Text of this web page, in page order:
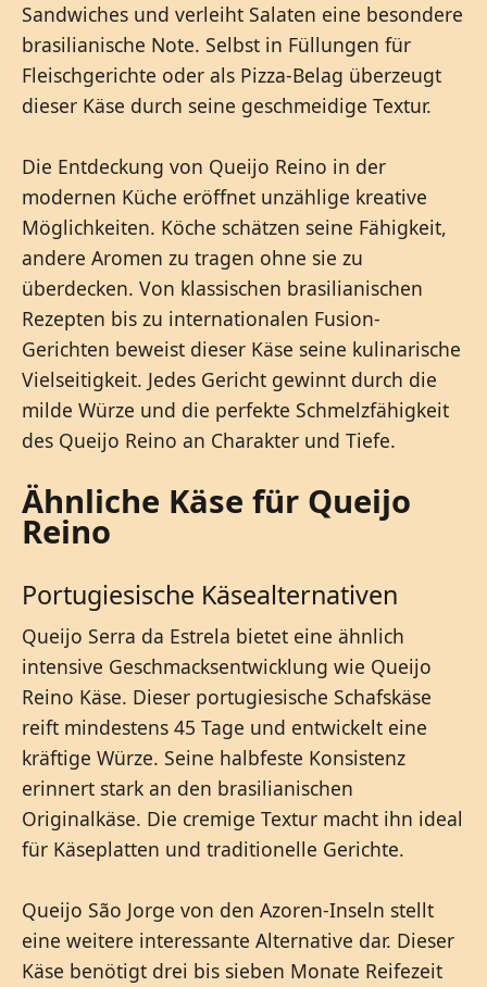
Sandwiches und verleiht Salaten eine besondere
brasilianische Note. Selbst in Füllungen für
Fleischgerichte oder als Pizza-Belag überzeugt
dieser Käse durch seine geschmeidige Textur.
Die Entdeckung von Queijo Reino in der
modernen Küche eröffnet unzählige kreative
Möglichkeiten. Köche schätzen seine Fähigkeit,
andere Aromen zu tragen ohne sie zu
überdecken. Von klassischen brasilianischen
Rezepten bis zu internationalen Fusion-
Gerichten beweist dieser Käse seine kulinarische
Vielseitigkeit. Jedes Gericht gewinnt durch die
milde Würze und die perfekte Schmelzfähigkeit
des Queijo Reino an Charakter und Tiefe.
Ähnliche Käse für Queijo
Reino
Portugiesische Käsealternativen
Queijo Serra da Estrela bietet eine ähnlich
intensive Geschmacksentwicklung wie Queijo
Reino Käse. Dieser portugiesische Schafskäse
reift mindestens 45 Tage und entwickelt eine
kräftige Würze. Seine halbfeste Konsistenz
erinnert stark an den brasilianischen
Originalkäse. Die cremige Textur macht ihn ideal
für Käseplatten und traditionelle Gerichte.
Queijo São Jorge von den Azoren-Inseln stellt
eine weitere interessante Alternative dar. Dieser
Käse benötigt drei bis sieben Monate Reifezeit